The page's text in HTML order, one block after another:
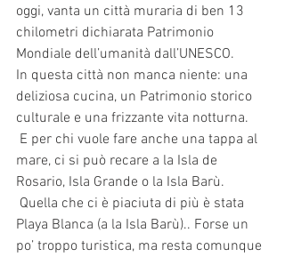
oggi, vanta un città muraria di ben 13
chilometri dichiarata Patrimonio
Mondiale dell’umanità dall’UNESCO.
In questa città non manca niente: una
deliziosa cucina, un Patrimonio storico
culturale e una frizzante vita notturna.
mare, ci si può recare a la Isla de
Rosario, Isla Grande o la Isla Barù.
Playa Blanca (a la Isla Barù).. Forse un
po’ troppo turistica, ma resta comunque